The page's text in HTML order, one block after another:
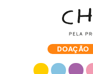
DOAÇÃO